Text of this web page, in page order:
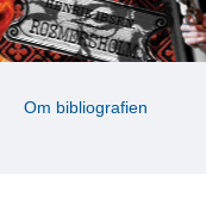
Om bibliografien